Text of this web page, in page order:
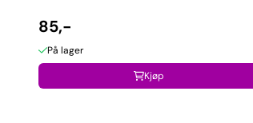
85,-
På lager
Kjøp